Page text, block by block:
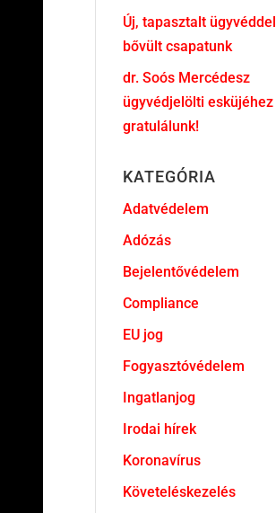
Új, tapasztalt ügyvéddel
bővült csapatunk
dr. Soós Mercédesz
ügyvédjelölti esküjéhez
gratulálunk!
KATEGÓRIA
Adatvédelem
Adózás
Bejelentővédelem
Compliance
EU jog
Fogyasztóvédelem
Ingatlanjog
Irodai hírek
Koronavírus
Követeléskezelés